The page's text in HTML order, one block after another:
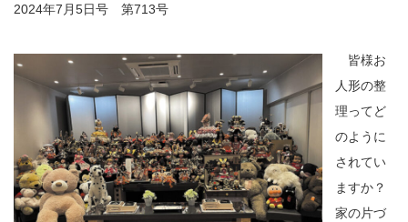
2024年7月5日号 第713号
皆様お
人形の整
理ってど
のように
されてい
ますか？
家の片づ